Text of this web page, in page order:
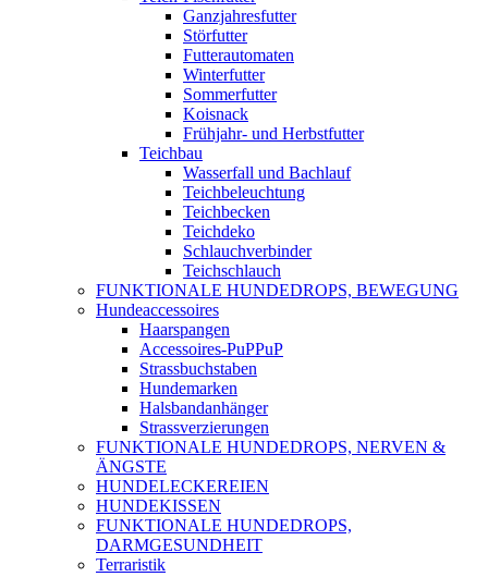
Ganzjahresfutter
Störfutter
Futterautomaten
Winterfutter
Sommerfutter
Koisnack
Frühjahr- und Herbstfutter
Teichbau
Wasserfall und Bachlauf
Teichbeleuchtung
Teichbecken
Teichdeko
Schlauchverbinder
Teichschlauch
FUNKTIONALE HUNDEDROPS, BEWEGUNG
Hundeaccessoires
Haarspangen
Accessoires-PuPPuP
Strassbuchstaben
Hundemarken
Halsbandanhänger
Strassverzierungen
FUNKTIONALE HUNDEDROPS, NERVEN &
ÄNGSTE
HUNDELECKEREIEN
HUNDEKISSEN
FUNKTIONALE HUNDEDROPS,
DARMGESUNDHEIT
Terraristik